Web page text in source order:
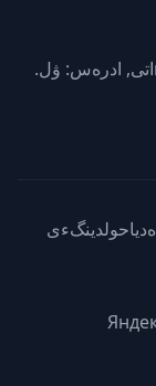
رەسپۋبليكا كازاحستان. 050022, گ. الмاتى, ادرەس: ۋل.